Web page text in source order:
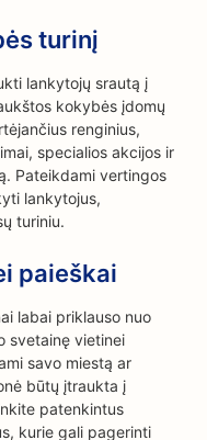
turinį
lankytojų srautą į
kokybės įdomų
renginius,
specialios akcijos ir
Pateikdami vertingos
lankytojus,
turiniu.
paieškai
labai priklauso nuo
svetainę vietinei
savo miestą ar
būtų įtraukta į
patenkintus
kurie gali pagerinti